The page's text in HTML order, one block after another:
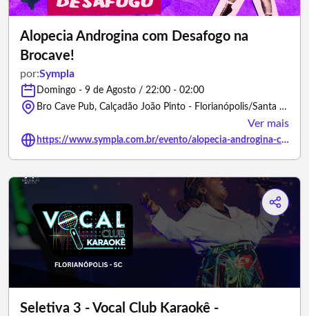
Alopecia Androgina com Desafogo na
Brocave!
por:Sympla
Domingo - 9 de Agosto / 22:00 - 02:00
Bro Cave Pub, Calçadão João Pinto - Florianópolis/Santa Catarina
Ver mais
https://www.sympla.com.br/evento/alopecia-androgina-com-desafogo-na-brocave/3502500
Seletiva 3 - Vocal Club Karaokê -